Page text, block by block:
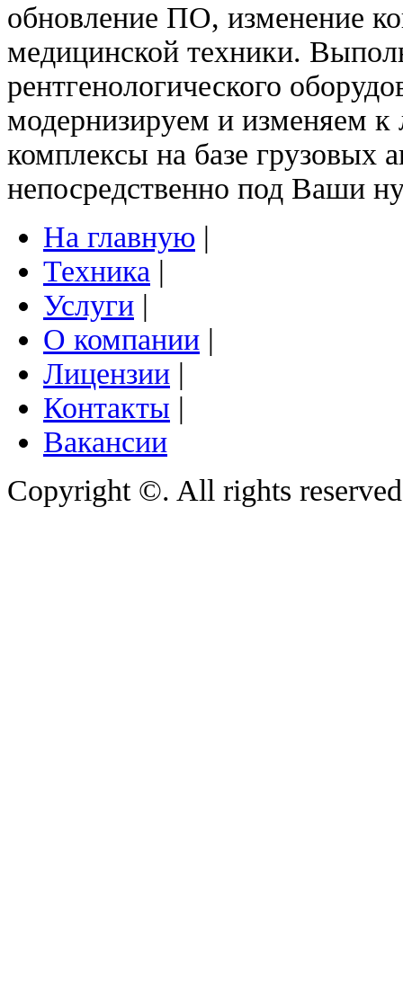
обновление ПО, изменение
медицинской техники.
рентгенологического
модернизируем и изменяем
комплексы на базе
непосредственно под Ваши
На главную |
Техника |
Услуги |
О компании |
Лицензии |
Контакты |
Вакансии
Copyright ©. All rights